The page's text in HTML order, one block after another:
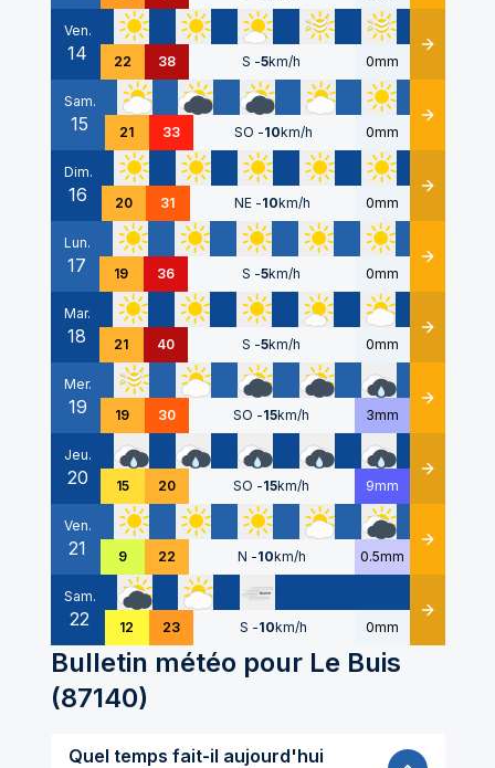
Ven.
14 22 38 S -5km/h 0mm Détails
Sam.
15 21 33 SO -10km/h 0mm Détails
Dim.
16 20 31 NE -10km/h 0mm Détails
Lun.
17 19 36 S -5km/h 0mm Détails
Mar.
18 21 40 S -5km/h 0mm Détails
Mer.
19 19 30 SO -15km/h 3mm Détails
Jeu.
20 15 20 SO -15km/h 9mm Détails
Ven.
21 9 22 N -10km/h 0.5mm Détails
Sam.
22 12 23 S -10km/h 0mm Détails
Bulletin météo pour Le Buis
(87140)
Quel temps fait-il aujourd'hui